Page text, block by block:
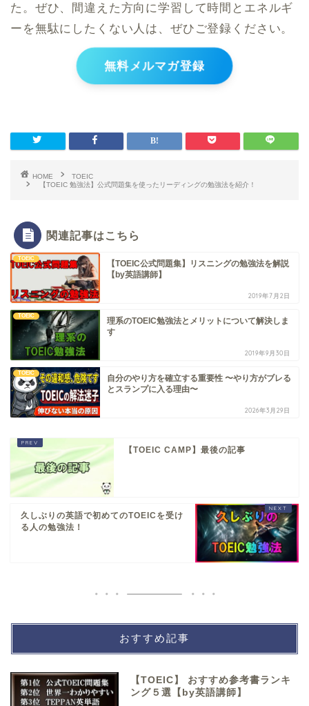
た。ぜひ、間違えた方向に学習して時間とエネルギ
ーを無駄にしたくない人は、ぜひご登録ください。
無料メルマガ登録
HOME
TOEIC
【TOEIC 勉強法】公式問題集を使ったリーディングの勉強法を紹介！
関連記事はこちら
TOEIC
【TOEIC公式問題集】リスニングの勉強法を解説
【by英語講師】
2019年7月2日
TOEIC
理系のTOEIC勉強法とメリットについて解決しま
す
2019年9月30日
TOEIC
自分のやり方を確立する重要性 〜やり方がブレる
とスランプに入る理由〜
2026年3月29日
【TOEIC CAMP】最後の記事
久しぶりの英語で初めてのTOEICを受け
る人の勉強法！
おすすめ記事
【TOEIC】 おすすめ参考書ランキ
ング５選【by英語講師】